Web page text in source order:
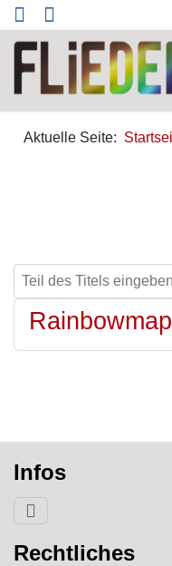
Aktuelle Seite:
Teil des Titels
Infos
Rechtliches